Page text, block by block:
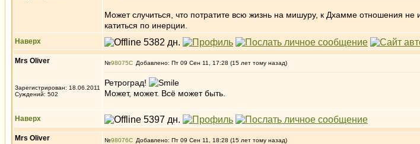
Может случиться, что потратите всю жизнь на мишуру, к Дхамме отношения
катиться по инерции.
Наверх
Mrs Oliver
Зарегистрирован: 18.06.2011
Суждений: 502
№98075 Добавлено: Пт 09 Сен 11, 17:28 (15 лет тому назад)
Ретроград!
Может, может. Всё может быть.
Наверх
Mrs Oliver №98076 Добавлено: Пт 09 Сен 11, 18:28 (15 лет тому назад)